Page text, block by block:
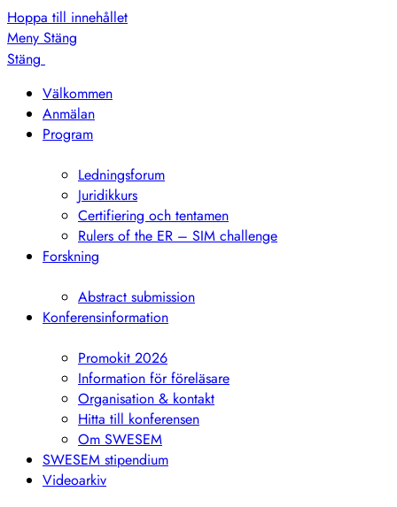
Hoppa till innehållet
Meny Stäng
Stäng
Välkommen
Anmälan
Program
undermenyLedningsforum
Juridikkurs
Certifiering och tentamen
Rulers of the ER – SIM challenge
Forskning
undermenyAbstract submission
Konferensinformation
undermenyPromokit 2026
Information för föreläsare
Organisation & kontakt
Hitta till konferensen
Om SWESEM
SWESEM stipendium
Videoarkiv